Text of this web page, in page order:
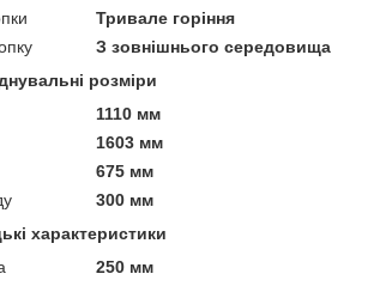
Тривале горіння
З зовнішнього середовища
розміри
1110 мм
1603 мм
675 мм
300 мм
характеристики
250 мм